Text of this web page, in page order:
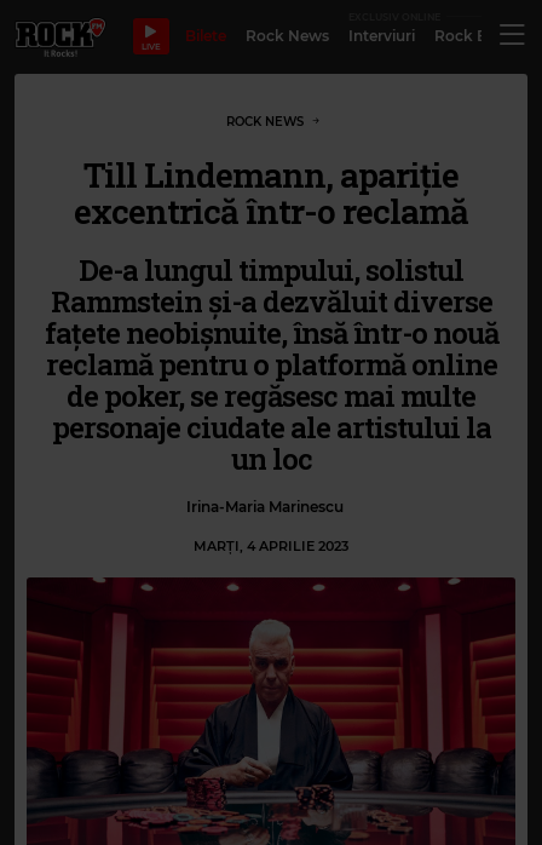
LIVE
Bilete Rock News Interviuri Rock
ROCK NEWS
Till Lindemann, apariție
excentrică într-o reclamă
De-a lungul timpului, solistul
Rammstein și-a dezvăluit diverse
fațete neobișnuite, însă într-o nouă
reclamă pentru o platformă online
de poker, se regăsesc mai multe
personaje ciudate ale artistului la
un loc
Irina-Maria Marinescu
MARȚI, 4 APRILIE 2023